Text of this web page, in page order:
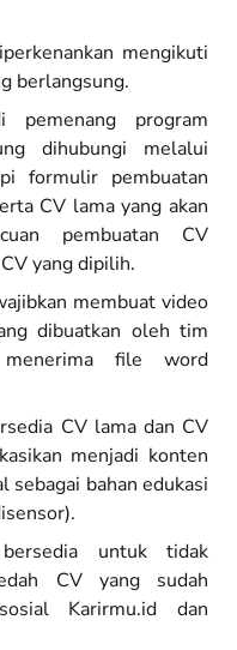
mengikuti
berlangsung.
pemenang program
dihubungi melalui
formulir pembuatan
CV lama yang akan
pembuatan CV
yang dipilih.
membuat video
dibuatkan oleh tim
menerima file word
CV lama dan CV
menjadi konten
sebagai bahan edukasi
untuk tidak
CV yang sudah
Karirmu.id dan